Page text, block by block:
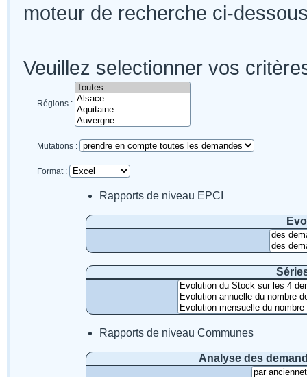
moteur de recherche ci-
Veuillez selectionner vos
Régions :
Mutations :
Format :
Rapports de niveau EPCI
Rapports de niveau Communes
Analyse des